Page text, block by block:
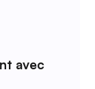
avec